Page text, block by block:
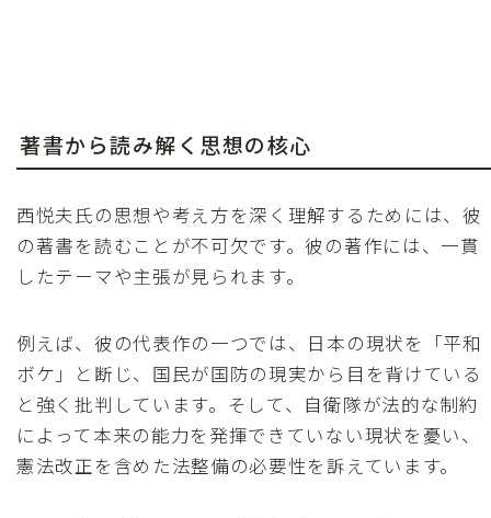
著書から読み解く思想の核心
西悦夫氏の思想や考え方を深く理解するためには、彼
の著書を読むことが不可欠です。彼の著作には、一貫
したテーマや主張が見られます。
例えば、彼の代表作の一つでは、日本の現状を「平和
ボケ」と断じ、国民が国防の現実から目を背けている
と強く批判しています。そして、自衛隊が法的な制約
によって本来の能力を発揮できていない現状を憂い、
憲法改正を含めた法整備の必要性を訴えています。